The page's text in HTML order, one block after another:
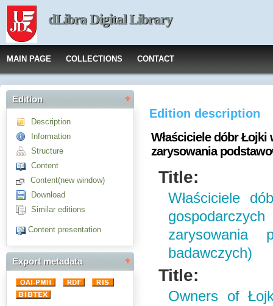
dLibra Digital Library
MAIN PAGE COLLECTIONS CONTACT
Edition
Description
Information
Structure
Content
Content(new window)
Download
Similar editions
Content presentation
Export metadata
Edition description
Właściciele dóbr
zarysowania
Title:
Właściciele
zarysowania
badawczych)
Title:
Owners of